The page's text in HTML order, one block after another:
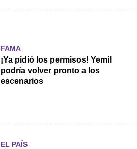
FAMA
¡Ya pidió los permisos! Yemil
podría volver pronto a los
escenarios
EL PAÍS